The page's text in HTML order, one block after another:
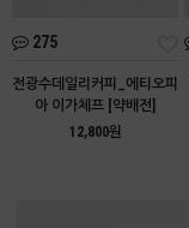
275
전광수데일리커피_에티오피
아 이가체프 [약배전]
12,800원